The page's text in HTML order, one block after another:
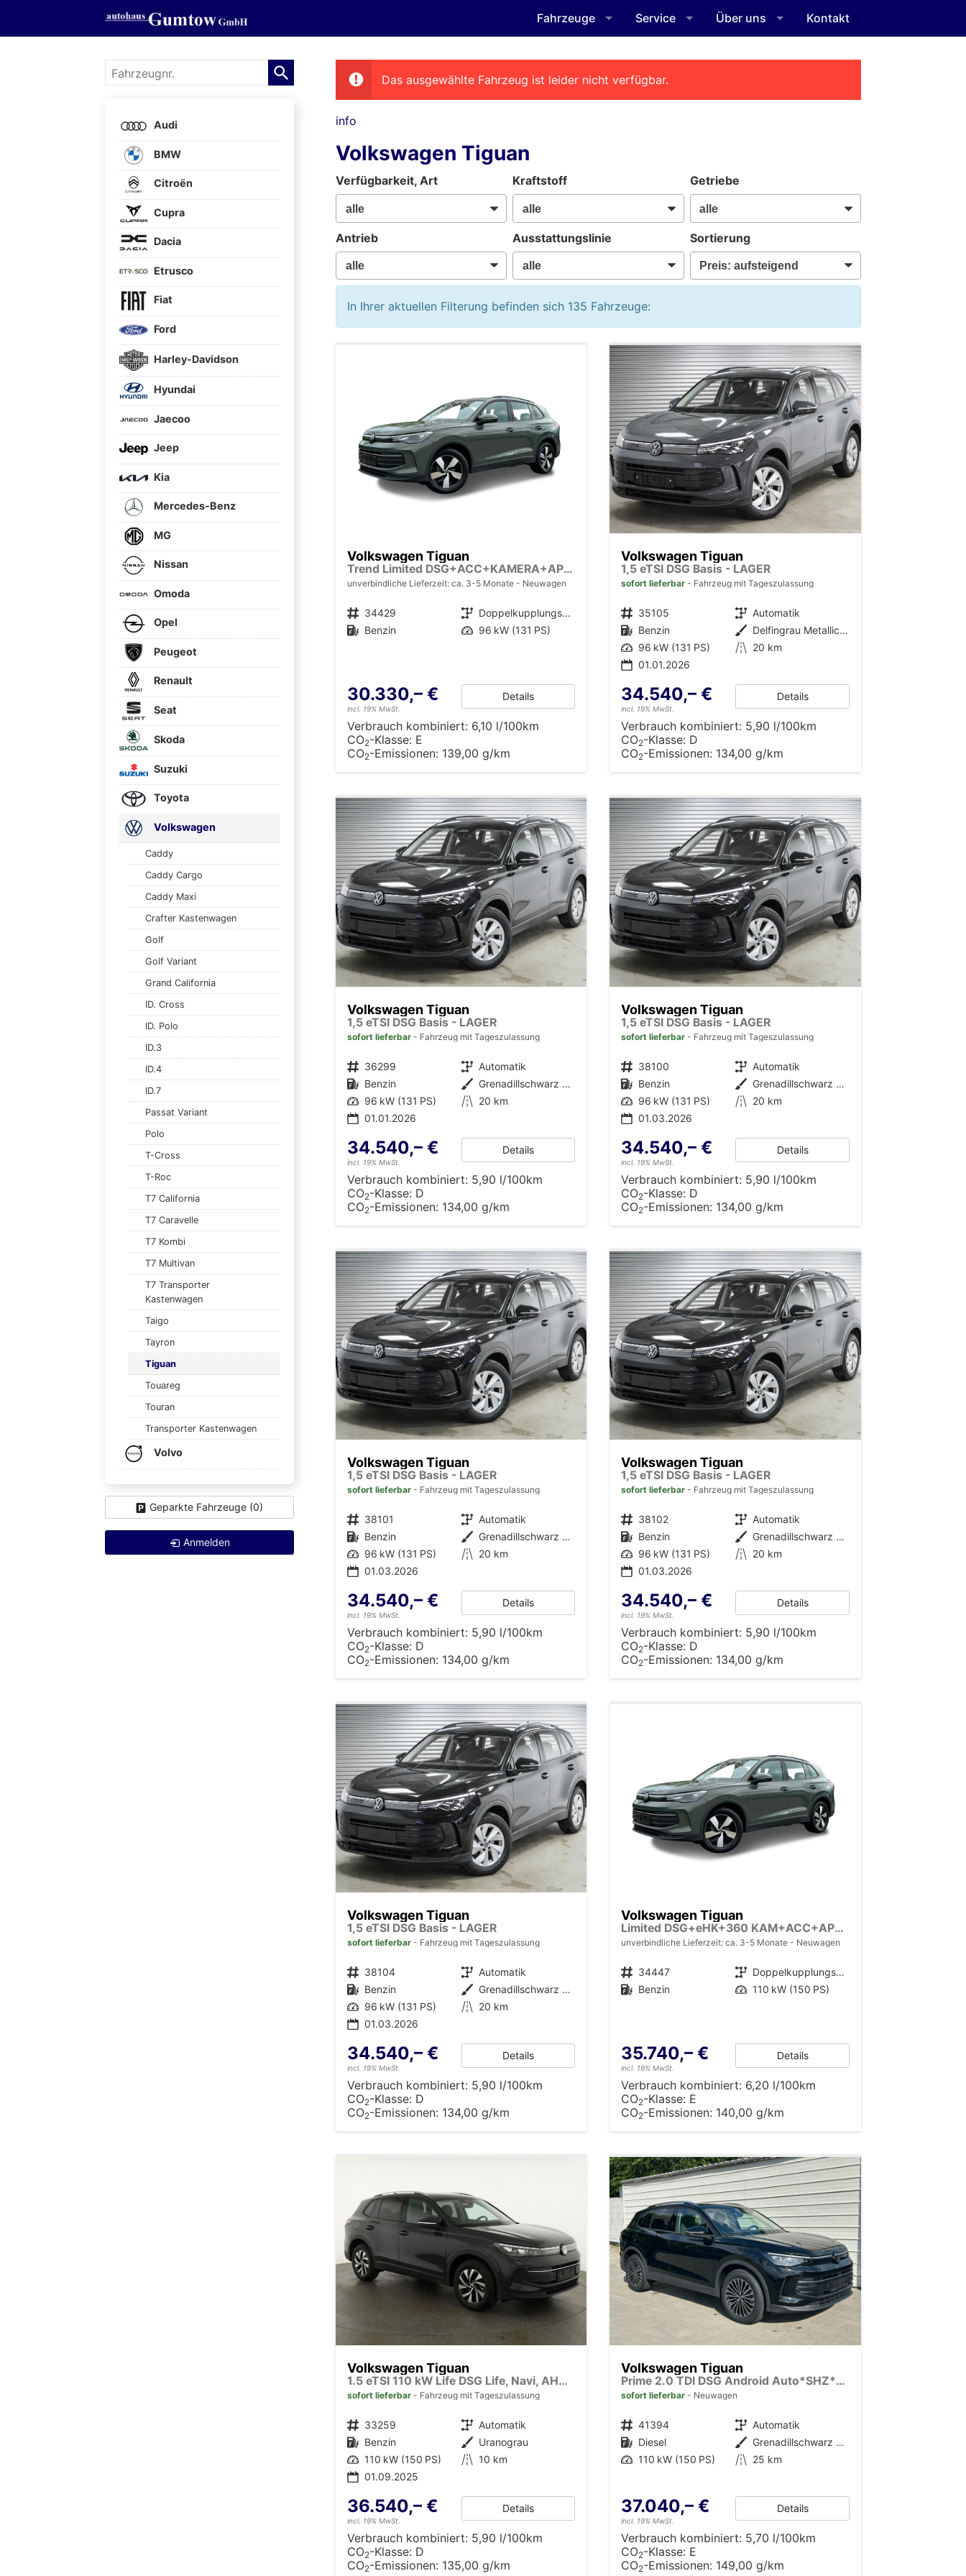
Fahrzeuge Service Über uns Kontakt
Das ausgewählte Fahrzeug ist leider nicht verfügbar.
info
Volkswagen Tiguan
Verfügbarkeit, Art Kraftstoff Getriebe
Antrieb Ausstattungslinie Sortierung
In Ihrer aktuellen Filterung befinden sich 135 Fahrzeuge:
Volkswagen Tiguan
Trend Limited DSG+ACC+KAMERA+APP+KLIMA+LED+17" LM
unverbindliche Lieferzeit: ca. 3-5 Monate Neuwagen
Fahrzeugnr. 34429 Getriebe
Doppelkupplungsgetriebe (DSG)
Kraftstoff Benzin Leistung 96 kW (131 PS)
30.330,– €
incl. 19% MwSt.
Details
Verbrauch kombiniert: 6,10 l/100km
CO2-Klasse: E
CO2-Emissionen: 139,00 g/km
Volkswagen Tiguan
1,5 eTSI DSG Basis - LAGER
sofort lieferbar Fahrzeug mit Tageszulassung
Fahrzeugnr. 35105 Getriebe Automatik
Kraftstoff Benzin Außenfarbe
Delfingrau Metallic (B0)
Leistung 96 kW (131 PS) Kilometerstand 20 km
01.01.2026
34.540,– €
incl. 19% MwSt.
Details
Verbrauch kombiniert: 5,90 l/100km
CO2-Klasse: D
CO2-Emissionen: 134,00 g/km
Volkswagen Tiguan
1,5 eTSI DSG Basis - LAGER
sofort lieferbar Fahrzeug mit Tageszulassung
Fahrzeugnr. 36299 Getriebe Automatik
Kraftstoff Benzin Außenfarbe
Grenadillschwarz Metallic (0E)
Leistung 96 kW (131 PS) Kilometerstand 20 km
01.01.2026
34.540,– €
incl. 19% MwSt.
Details
Verbrauch kombiniert: 5,90 l/100km
CO2-Klasse: D
CO2-Emissionen: 134,00 g/km
Volkswagen Tiguan
1,5 eTSI DSG Basis - LAGER
sofort lieferbar Fahrzeug mit Tageszulassung
Fahrzeugnr. 38100 Getriebe Automatik
Kraftstoff Benzin Außenfarbe
Grenadillschwarz Metallic (0E)
Leistung 96 kW (131 PS) Kilometerstand 20 km
01.03.2026
34.540,– €
incl. 19% MwSt.
Details
Verbrauch kombiniert: 5,90 l/100km
CO2-Klasse: D
CO2-Emissionen: 134,00 g/km
Volkswagen Tiguan
1,5 eTSI DSG Basis - LAGER
sofort lieferbar Fahrzeug mit Tageszulassung
Fahrzeugnr. 38101 Getriebe Automatik
Kraftstoff Benzin Außenfarbe
Grenadillschwarz Metallic (0E)
Leistung 96 kW (131 PS) Kilometerstand 20 km
01.03.2026
34.540,– €
incl. 19% MwSt.
Details
Verbrauch kombiniert: 5,90 l/100km
CO2-Klasse: D
CO2-Emissionen: 134,00 g/km
Volkswagen Tiguan
1,5 eTSI DSG Basis - LAGER
sofort lieferbar Fahrzeug mit Tageszulassung
Fahrzeugnr. 38102 Getriebe Automatik
Kraftstoff Benzin Außenfarbe
Grenadillschwarz Metallic (0E)
Leistung 96 kW (131 PS) Kilometerstand 20 km
01.03.2026
34.540,– €
incl. 19% MwSt.
Details
Verbrauch kombiniert: 5,90 l/100km
CO2-Klasse: D
CO2-Emissionen: 134,00 g/km
Volkswagen Tiguan
1,5 eTSI DSG Basis - LAGER
sofort lieferbar Fahrzeug mit Tageszulassung
Fahrzeugnr. 38104 Getriebe Automatik
Kraftstoff Benzin Außenfarbe
Grenadillschwarz Metallic (0E)
Leistung 96 kW (131 PS) Kilometerstand 20 km
01.03.2026
34.540,– €
incl. 19% MwSt.
Details
Verbrauch kombiniert: 5,90 l/100km
CO2-Klasse: D
CO2-Emissionen: 134,00 g/km
Volkswagen Tiguan
Limited DSG+eHK+360 KAM+ACC+APP+LED PLUS+17" LM+KLIMA
unverbindliche Lieferzeit: ca. 3-5 Monate Neuwagen
Fahrzeugnr. 34447 Getriebe
Doppelkupplungsgetriebe (DSG)
Kraftstoff Benzin Leistung 110 kW (150 PS)
35.740,– €
incl. 19% MwSt.
Details
Verbrauch kombiniert: 6,20 l/100km
CO2-Klasse: E
CO2-Emissionen: 140,00 g/km
Volkswagen Tiguan
1.5 eTSI 110 kW Life DSG Life, Navi, AHK, easyOpen, LED-Plus, Kamera
sofort lieferbar Fahrzeug mit Tageszulassung
Fahrzeugnr. 33259 Getriebe Automatik
Kraftstoff Benzin Außenfarbe Uranograu
Leistung 110 kW (150 PS) Kilometerstand 10 km
01.09.2025
36.540,– €
incl. 19% MwSt.
Details
Verbrauch kombiniert: 5,90 l/100km
CO2-Klasse: D
CO2-Emissionen: 135,00 g/km
Volkswagen Tiguan
Prime 2.0 TDI DSG Android Auto*SHZ*18"*IQ Drive*360°*ACC*Keyless*LED Plus*Design Paket
sofort lieferbar Neuwagen
Fahrzeugnr. 41394 Getriebe Automatik
Kraftstoff Diesel Außenfarbe
Grenadillschwarz Metallic
Leistung 110 kW (150 PS) Kilometerstand 25 km
37.040,– €
incl. 19% MwSt.
Details
Verbrauch kombiniert: 5,70 l/100km
CO2-Klasse: E
CO2-Emissionen: 149,00 g/km
Fahrzeugnr.
Audi
BMW
Citroën
Cupra
Dacia
Etrusco
Fiat
Ford
Harley-Davidson
Hyundai
Jaecoo
Jeep
Kia
Mercedes-Benz
MG
Nissan
Omoda
Opel
Peugeot
Renault
Seat
Skoda
Suzuki
Toyota
Volkswagen
Caddy
Caddy Cargo
Caddy Maxi
Crafter Kastenwagen
Golf
Golf Variant
Grand California
ID. Cross
ID. Polo
ID.3
ID.4
ID.7
Passat Variant
Polo
T-Cross
T-Roc
T7 California
T7 Caravelle
T7 Kombi
T7 Multivan
T7 Transporter
Kastenwagen
Taigo
Tayron
Tiguan
Touareg
Touran
Transporter Kastenwagen
Volvo
Geparkte Fahrzeuge (0)
Anmelden